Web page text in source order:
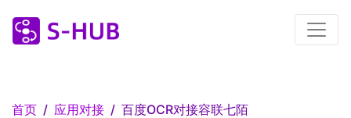
首页 应用对接 百度OCR对接容联七陌